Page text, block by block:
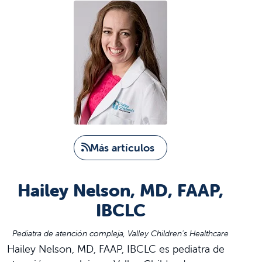
Más artículos
Hailey Nelson, MD, FAAP,
IBCLC
Pediatra de atención compleja, Valley Children's Healthcare
Hailey Nelson, MD, FAAP, IBCLC es pediatra de